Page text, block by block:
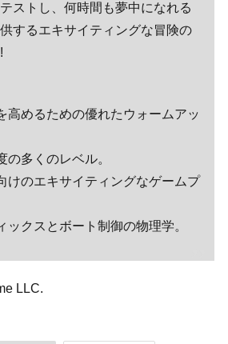
ストし、何時間も夢中になれる
するエキサイティングな冒険の
高めるための優れたウォームアッ
の多くのレベル。
けのエキサイティングなゲームプ
ックスとボート制御の物理学。
LLC.